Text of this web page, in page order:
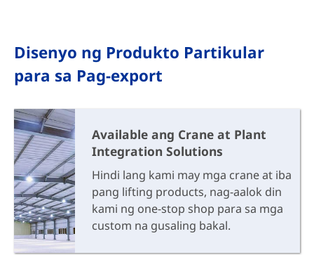
mga operasyon, na
ginagamit para sa pag-
angat ng mga
at pagpapanatili ng
kagamitan. Ang crane ay
binubuo ng gantry steel
structure, trolley, crane
travelling mechanism, at
electrical system, atbp.
Ang mga outdoor crane
ay nilagyan din ng mga
rail clamp, anchoring
device, cable anchoring
crane kundi sa mataas na
kalidad ng free standing
Disenyo ng Produkto Partikular
para sa Pag-export
Available ang Crane at Plant
Integration Solutions
Hindi lang kami may mga crane at iba
pang lifting products, nag-aalok din
kami ng one-stop shop para sa mga
custom na gusaling bakal.